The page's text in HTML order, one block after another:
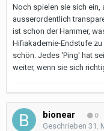
Noch spielen sie sich
ausserordentlich
ist schon der Hammer,
Hifiakademie-Endstufe
schön. Jedes 'Ping' hat
weiter, wenn sie sich
bionear 0
Geschrieben 31.